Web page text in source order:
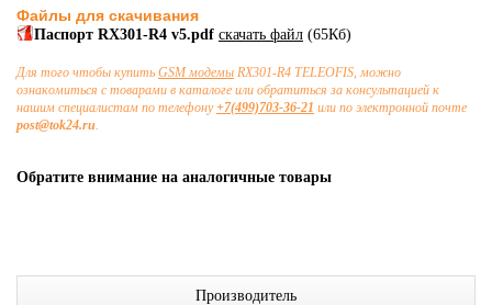
Файлы для скачивания
Паспорт RX301-R4 v5.pdf скачать файл (65Кб)
Для того чтобы купить GSM модемы RX301-R4 TELEOFIS, можно
ознакомиться с товарами в каталоге или обратиться за консультацией к
нашим специалистам по телефону+7(499)703-36-21 или по электронной почте
post@tok24.ru.
Обратите внимание на аналогичные товары
Производитель